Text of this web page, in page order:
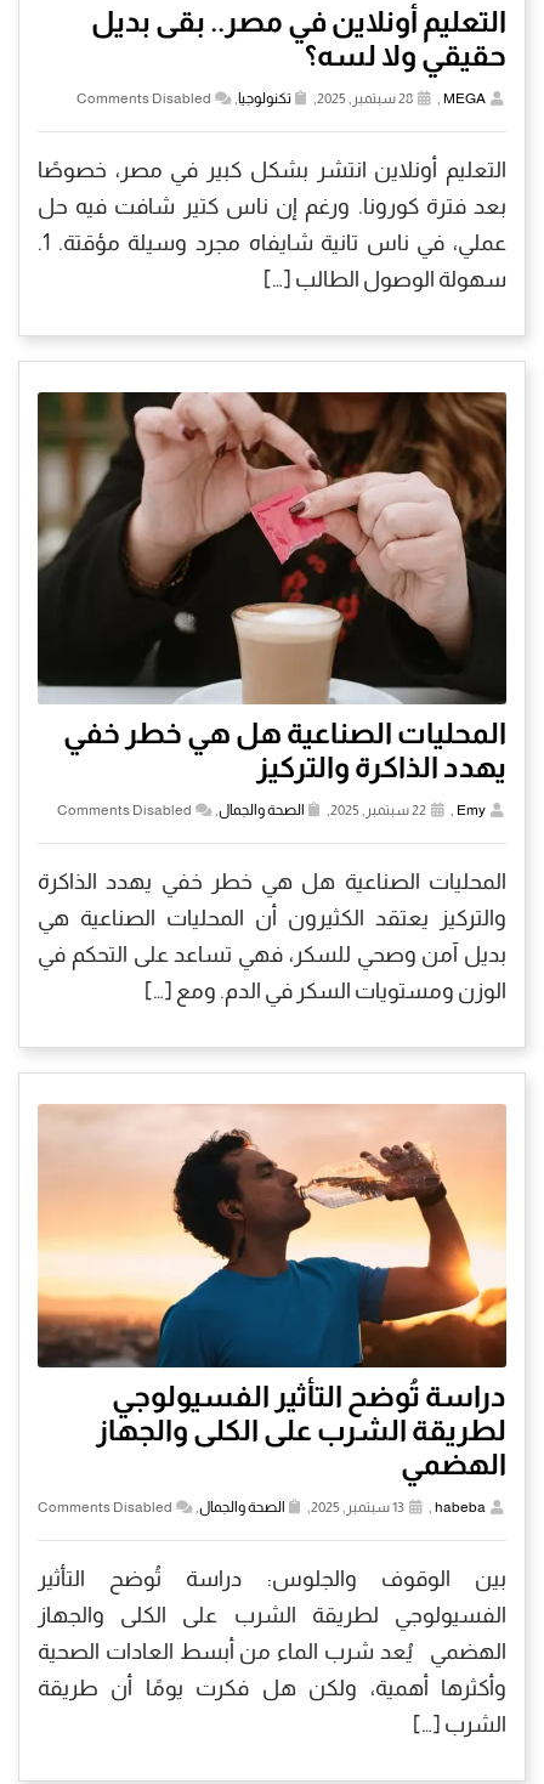
التعليم أونلاين في مصر.. بقى بديل
حقيقي ولا لسه؟
MEGA
, تكنولوجيا,
Comments Disabled
التعليم أونلاين انتشر بشكل كبير في مصر، خصوصًا
بعد فترة كورونا. ورغم إن ناس كتير شافت فيه حل
عملي، في ناس تانية شايفاه مجرد وسيلة مؤقتة. 1.
سهولة الوصول الطالب […]
المحليات الصناعية هل هي خطر خفي
يهدد الذاكرة والتركيز
Emy
, الصحة والجمال,
Comments Disabled
المحليات الصناعية هل هي خطر خفي يهدد الذاكرة
والتركيز يعتقد الكثيرون أن المحليات الصناعية هي
بديل آمن وصحي للسكر، فهي تساعد على التحكم في
الوزن ومستويات السكر في الدم. ومع […]
دراسة تُوضح التأثير الفسيولوجي
لطريقة الشرب على الكلى والجهاز
الهضمي
habeba
, الصحة والجمال,
Comments Disabled
بين الوقوف والجلوس: دراسة تُوضح التأثير
الفسيولوجي لطريقة الشرب على الكلى والجهاز
الهضمي يُعد شرب الماء من أبسط العادات الصحية
وأكثرها أهمية، ولكن هل فكرت يومًا أن طريقة
الشرب […]